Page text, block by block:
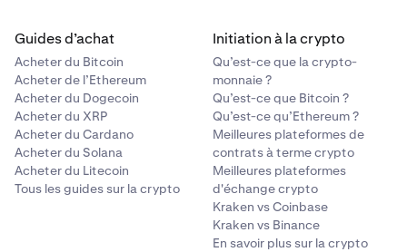
Guides d’achat
Acheter du Bitcoin
Acheter de l’Ethereum
Acheter du Dogecoin
Acheter du XRP
Acheter du Cardano
Acheter du Solana
Acheter du Litecoin
Tous les guides sur la crypto
Initiation à la crypto
Qu’est-ce que la crypto-
monnaie ?
Qu’est-ce que Bitcoin ?
Qu’est-ce qu’Ethereum ?
Meilleures plateformes de
contrats à terme crypto
Meilleures plateformes
d'échange crypto
Kraken vs Coinbase
Kraken vs Binance
En savoir plus sur la crypto